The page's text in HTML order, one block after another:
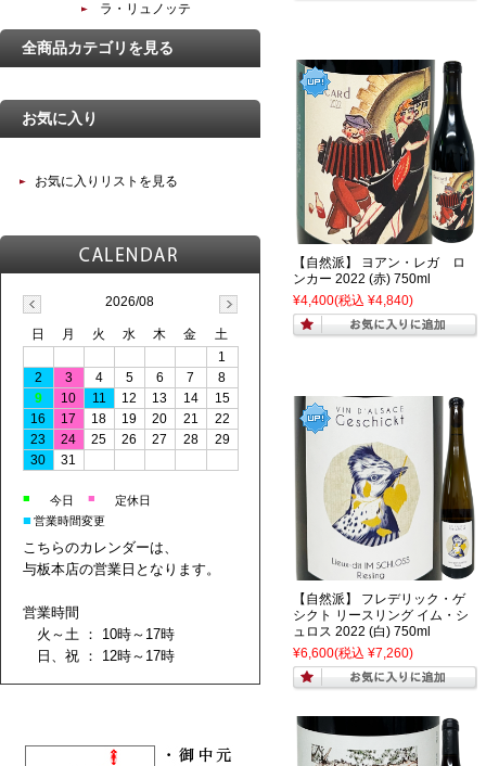
【自然派】 ヨアン・レガ ロ
ンカー 2022 (赤) 750ml
¥4,400(税込 ¥4,840)
【自然派】 フレデリック・ゲ
シクト リースリング イム・シ
ュロス 2022 (白) 750ml
¥6,600(税込 ¥7,260)
ラ・リュノッテ
全商品カテゴリを見る
お気に入り
お気に入りリストを見る
2026/08
日 月 火 水 木 金
土
1
2
3 4 5 6 7
8
9
10 11 12 13 14
15
16
17 18 19 20 21
22
23
24 25 26 27 28
29
30
31
■ 今日 ■ 定休日
■ 営業時間変更
こちらのカレンダーは、
与板本店の営業日となります。
営業時間
火～土 ： 10時～17時
日、祝 ： 12時～17時